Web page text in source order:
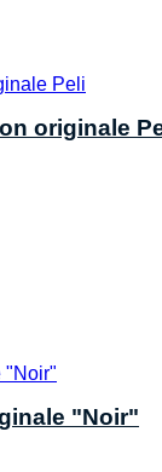
originale
"Noir"